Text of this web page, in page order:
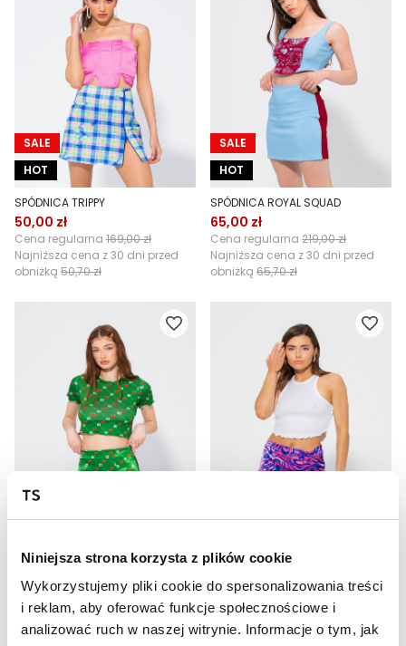
Niniejsza strona korzysta z plików cookie
Wykorzystujemy pliki cookie do spersonalizowania treści
i reklam, aby oferować funkcje społecznościowe i
analizować ruch w naszej witrynie. Informacje o tym, jak
SALE
HOT
SPÓDNICA TRIPPY
50,00 zł
Cena regularna 169,00 zł
Najniższa cena z 30 dni przed
obniżką 50,70 zł
SALE
HOT
SPÓDNICA ROYAL SQUAD
65,00 zł
Cena regularna 219,00 zł
Najniższa cena z 30 dni przed
obniżką 65,70 zł
SALE
HOT
SPÓDNICA LH MONOGRAM BERRY
Cena regularna179,00 zł
Najniższa cena z 30 dni przed
obniżką
53,70 zł
HOT
SPÓDNICA CINDY
Cena regularna189,00 zł
Najniższa cena z 30 dni przed
obniżką
37,80 zł